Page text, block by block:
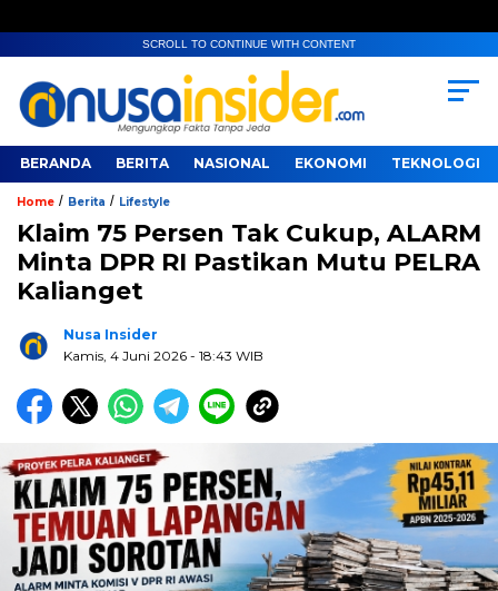
SCROLL TO CONTINUE WITH CONTENT
BERANDA BERITA NASIONAL EKONOMI TEKNOLOGI
Home / Berita / Lifestyle
Klaim 75 Persen Tak Cukup, ALARM
Minta DPR RI Pastikan Mutu PELRA
Kalianget
Nusa Insider
Kamis, 4 Juni 2026 - 18:43 WIB